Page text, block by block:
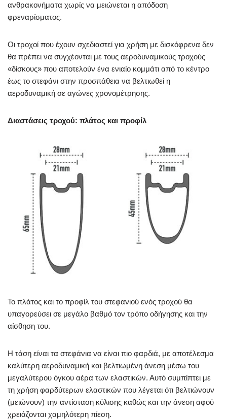
ανθρακονήματα χωρίς να μειώνεται η απόδοση
φρεναρίσματος.
Οι τροχοί που έχουν σχεδιαστεί για χρήση με δισκόφρενα δεν
θα πρέπει να συγχέονται με τους αεροδυναμικούς τροχούς
«δίσκους» που αποτελούν ένα ενιαίο κομμάτι από το κέντρο
έως το στεφάνι στην προσπάθεια να βελτιωθεί η
αεροδυναμική σε αγώνες χρονομέτρησης.
Διαστάσεις τροχού: πλάτος και προφίλ
Το πλάτος και το προφίλ του στεφανιού ενός τροχού θα
υπαγορεύσει σε μεγάλο βαθμό τον τρόπο οδήγησης και την
αίσθηση του.
Η τάση είναι τα στεφάνια να είναι πιο φαρδιά, με αποτέλεσμα
καλύτερη αεροδυναμική και βελτιωμένη άνεση μέσω του
μεγαλύτερου όγκου αέρα των ελαστικών. Αυτό συμπίπτει με
τη χρήση φαρδύτερων ελαστικών που λέγεται ότι βελτιώνουν
(μειώνουν) την αντίσταση κύλισης καθώς και την άνεση αφού
χρειάζονται χαμηλότερη πίεση.